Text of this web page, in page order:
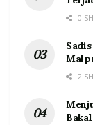
0
2